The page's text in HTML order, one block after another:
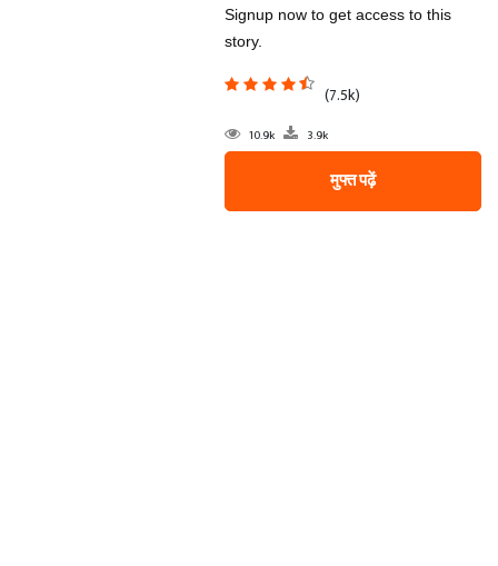
Signup now to get access to this
story.
(7.5k)
10.9k 3.9k
मुफ्त पढ़ें